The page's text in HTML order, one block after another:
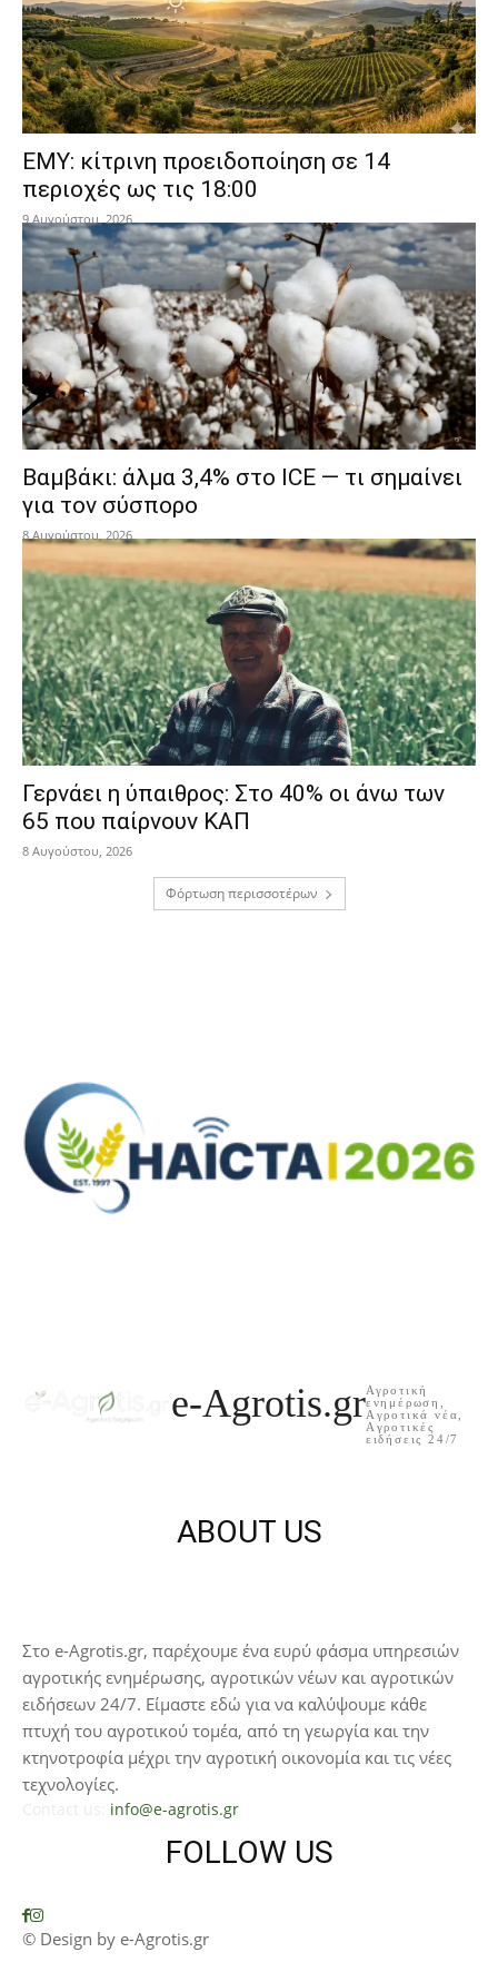
ΕΜΥ: κίτρινη προειδοποίηση σε 14
περιοχές ως τις 18:00
9 Αυγούστου, 2026
Βαμβάκι: άλμα 3,4% στο ICE — τι σημαίνει
για τον σύσπορο
8 Αυγούστου, 2026
Γερνάει η ύπαιθρος: Στο 40% οι άνω των
65 που παίρνουν ΚΑΠ
8 Αυγούστου, 2026
Φόρτωση περισσοτέρων
e-Agrotis.grΑγροτική
ενημέρωση,
Aγροτικά νέα,
Aγροτικές
ειδήσεις 24/7
ABOUT US
Στο e-Agrotis.gr, παρέχουμε ένα ευρύ φάσμα υπηρεσιών
αγροτικής ενημέρωσης, αγροτικών νέων και αγροτικών
ειδήσεων 24/7. Είμαστε εδώ για να καλύψουμε κάθε
πτυχή του αγροτικού τομέα, από τη γεωργία και την
κτηνοτροφία μέχρι την αγροτική οικονομία και τις νέες
τεχνολογίες.
info@e-agrotis.gr
FOLLOW US
© Design by e-Agrotis.gr